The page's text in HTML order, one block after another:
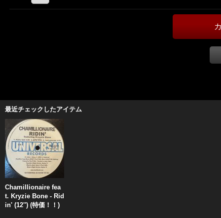
最近チェックしたアイテム
Chamillionaire fea
t. Kryzie Bone - Rid
in' (12'') (特価！！)